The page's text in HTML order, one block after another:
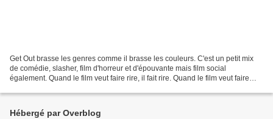
Get Out brasse les genres comme il brasse les couleurs. C'est un petit mix
de comédie, slasher, film d'horreur et d'épouvante mais film social
également. Quand le film veut faire rire, il fait rire. Quand le film veut faire
Hébergé par Overblog